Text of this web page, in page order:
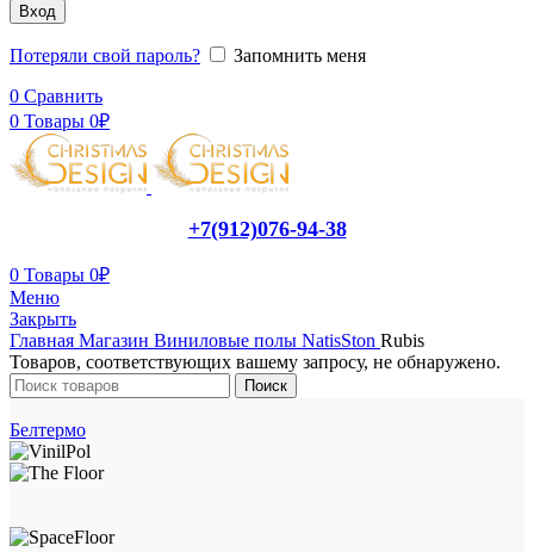
Вход
Потеряли свой пароль?
Запомнить меня
0 Сравнить
0 Товары 0₽
+7(912)076-94-38
0 Товары 0₽
Меню
Закрыть
Главная Магазин Виниловые полы NatisSton Rubis
Товаров, соответствующих вашему запросу, не обнаружено.
Поиск
Белтермо